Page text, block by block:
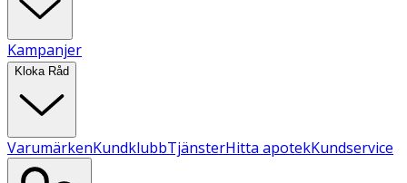
Kampanjer
Kloka Råd
VarumärkenKundklubbTjänsterHitta apotekKundservice